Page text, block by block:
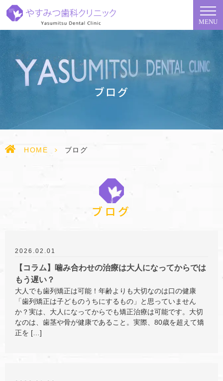
MENU
ブログ
HOME > ブログ
ブログ
2026.02.01
【コラム】噛み合わせの治療は大人になってからでは
もう遅い？
大人でも歯列矯正は可能！年齢よりも大切なのは口の健康
「歯列矯正は子どものうちにするもの」と思っていません
か？実は、大人になってからでも矯正治療は可能です。大切
なのは、歯茎や骨が健康であること。実際、80歳を超えて矯
正を […]